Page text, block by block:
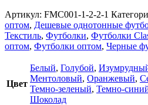
Артикул: FMC001-1-2-2-1
оптом, Дешевые однотонные
Текстиль, Футболки, Футболки
оптом, Футболки оптом, Черные
Цвет
Белый, Голубой,
Ментоловый, Оранжевый,
Темно-зеленый, Темно-
Шоколад